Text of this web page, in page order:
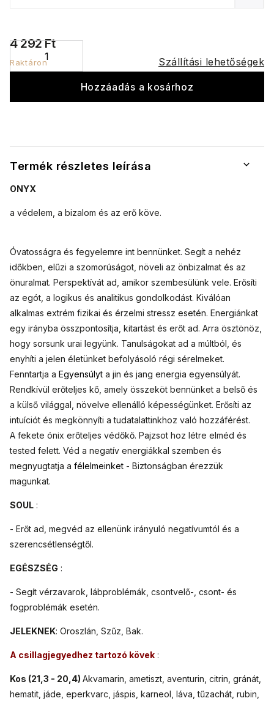
4 292 Ft
Raktáron Szállítási lehetőségek
Hozzáadás a kosárhoz
Termék részletes leírása
ONYX
a védelem, a bizalom és az erő köve.
Óvatosságra és fegyelemre int bennünket. Segít a nehéz
időkben, elűzi a szomorúságot, növeli az önbizalmat és az
önuralmat. Perspektívát ad, amikor szembesülünk vele. Erősíti
az egót, a logikus és analitikus gondolkodást. Kiválóan
alkalmas extrém fizikai és érzelmi stressz esetén. Energiánkat
egy irányba összpontosítja, kitartást és erőt ad. Arra ösztönöz,
hogy sorsunk urai legyünk. Tanulságokat ad a múltból, és
enyhíti a jelen életünket befolyásoló régi sérelmeket.
Fenntartja a Egyensúlyt a jin és jang energia egyensúlyát.
Rendkívül erőteljes kő, amely összeköt bennünket a belső és
a külső világgal, növelve ellenálló képességünket. Erősíti az
intuíciót és megkönnyíti a tudatalattinkhoz való hozzáférést.
A fekete ónix erőteljes védőkő. Pajzsot hoz létre elméd és
tested felett. Véd a negatív energiákkal szemben és
megnyugtatja a félelmeinket - Biztonságban érezzük
magunkat.
SOUL :
- Erőt ad, megvéd az ellenünk irányuló negatívumtól és a
szerencsétlenségtől.
EGÉSZSÉG :
- Segít vérzavarok, lábproblémák, csontvelő-, csont- és
fogproblémák esetén.
JELEKNEK: Oroszlán, Szűz, Bak.
A csillagjegyedhez tartozó kövek :
Kos (21,3 - 20,4) Akvamarin, ametiszt, aventurin, citrin, gránát,
hematit, jáde, eperkvarc, jáspis, karneol, láva, tűzachát, rubin,